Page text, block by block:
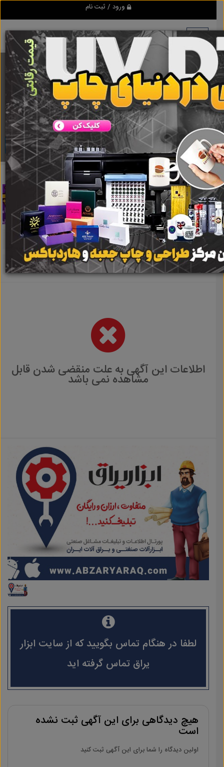
ورود / ثبت نام
برنامه اندروید ابزاریراق
مرجع نیازمندیهای ابزار و یراق آلات عمومی و صنعتی
دانلود
اطلاعات این آگهی به علت منقضی شدن قابل
مشاهده نمی باشد
لطفا در هنگام تماس بگویید که از سایت ابزار
یراق تماس گرفته اید
هیچ دیدگاهی برای این آگهی ثبت نشده
است
اولین دیدگاه را شما برای این آگهی ثبت کنید